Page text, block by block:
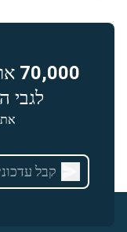
70,000
לגבי